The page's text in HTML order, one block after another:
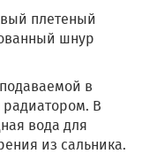
плетеный
шнур
в
В
вода для
из сальника.